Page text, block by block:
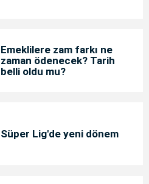
Emeklilere zam farkı ne
zaman ödenecek? Tarih
belli oldu mu?
Süper Lig'de yeni dönem